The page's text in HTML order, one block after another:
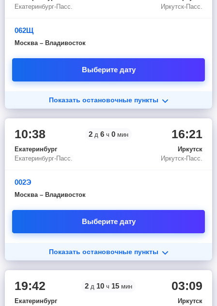
Екатеринбург-Пасс.
Иркутск-Пасс.
062Щ
Москва – Владивосток
Выберите дату
Показать остановочные пункты
10:38
Екатеринбург
Екатеринбург-Пасс.
2 д 6 ч 0 мин 16:21
Иркутск
Иркутск-Пасс.
002Э
Москва – Владивосток
Выберите дату
Показать остановочные пункты
19:42
Екатеринбург
2 д 10 ч 15 мин 03:09
Иркутск